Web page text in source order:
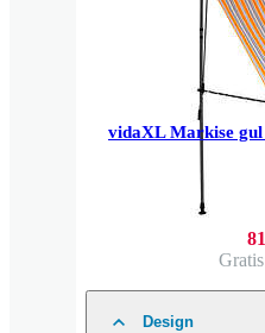
vidaXL Markise gul
Design